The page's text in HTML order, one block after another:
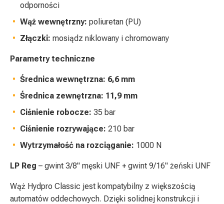
odporności
Wąż wewnętrzny: poliuretan (PU)
Złączki: mosiądz niklowany i chromowany
Parametry techniczne
Średnica wewnętrzna: 6,6 mm
Średnica zewnętrzna: 11,9 mm
Ciśnienie robocze: 35 bar
Ciśnienie rozrywające: 210 bar
Wytrzymałość na rozciąganie: 1000 N
LP Reg – gwint 3/8" męski UNF + gwint 9/16" żeński UNF
Wąż Hydpro Classic jest kompatybilny z większością
automatów oddechowych. Dzięki solidnej konstrukcji i